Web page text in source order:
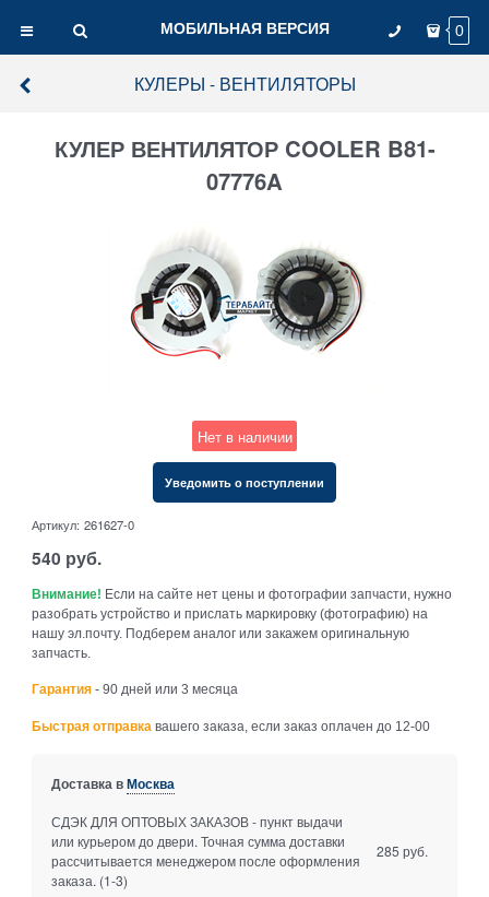
МОБИЛЬНАЯ ВЕРСИЯ 0
КУЛЕРЫ - ВЕНТИЛЯТОРЫ
КУЛЕР ВЕНТИЛЯТОР COOLER B81-
07776A
Нет в наличии
Уведомить о поступлении
Артикул: 261627-0
540 руб.
Внимание! Если на сайте нет цены и фотографии запчасти, нужно
разобрать устройство и прислать маркировку (фотографию) на
нашу эл.почту. Подберем аналог или закажем оригинальную
запчасть.
Гарантия - 90 дней или 3 месяца
Быстрая отправка вашего заказа, если заказ оплачен до 12-00
Доставка вМосква
СДЭК ДЛЯ ОПТОВЫХ ЗАКАЗОВ - пункт выдачи
или курьером до двери. Точная сумма доставки
рассчитывается менеджером после оформления
заказа. (1-3)
285 руб.